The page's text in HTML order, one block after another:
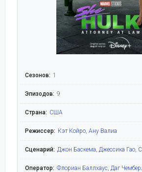
Сезонов: 1
Эпизодов: 9
Страна: США
Режиссер: Кэт Койро, Ану Валиа
Сценарий: Джон Баскема Джессика Гао,
Оператор: Флориан Баллхаус Даг